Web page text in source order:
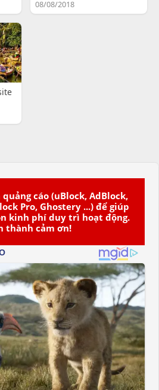
cáo (uBlock, AdBlock,
Pro, Ghostery ...) để giúp
kinh phí duy trì hoạt động.
thành cảm ơn!
08/08/2018